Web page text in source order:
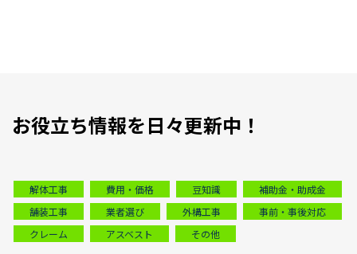
お役立ち情報を日々更新中！
解体工事 費用・価格 豆知識
補助金・助成金
舗装工事
業者選び 外構工事
事前・事後対応
クレーム
アスベスト その他